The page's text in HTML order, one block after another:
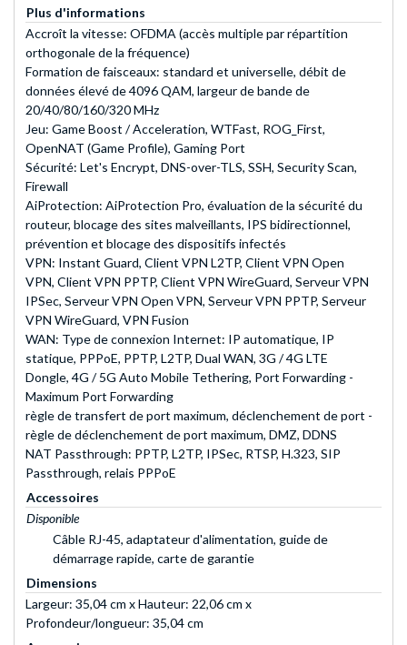
Plus d'informations
Accroît la vitesse: OFDMA (accès multiple par répartition
orthogonale de la fréquence)
Formation de faisceaux: standard et universelle, débit de
données élevé de 4096 QAM, largeur de bande de
20/40/80/160/320 MHz
Jeu: Game Boost / Acceleration, WTFast, ROG_First,
OpenNAT (Game Profile), Gaming Port
Sécurité: Let's Encrypt, DNS-over-TLS, SSH, Security Scan,
Firewall
AiProtection: AiProtection Pro, évaluation de la sécurité du
routeur, blocage des sites malveillants, IPS bidirectionnel,
prévention et blocage des dispositifs infectés
VPN: Instant Guard, Client VPN L2TP, Client VPN Open
VPN, Client VPN PPTP, Client VPN WireGuard, Serveur VPN
IPSec, Serveur VPN Open VPN, Serveur VPN PPTP, Serveur
VPN WireGuard, VPN Fusion
WAN: Type de connexion Internet: IP automatique, IP
statique, PPPoE, PPTP, L2TP, Dual WAN, 3G / 4G LTE
Dongle, 4G / 5G Auto Mobile Tethering, Port Forwarding -
Maximum Port Forwarding
règle de transfert de port maximum, déclenchement de port -
règle de déclenchement de port maximum, DMZ, DDNS
NAT Passthrough: PPTP, L2TP, IPSec, RTSP, H.323, SIP
Passthrough, relais PPPoE
Accessoires
Disponible
Câble RJ-45, adaptateur d'alimentation, guide de
démarrage rapide, carte de garantie
Dimensions
Largeur: 35,04 cm x Hauteur: 22,06 cm x
Profondeur/longueur: 35,04 cm